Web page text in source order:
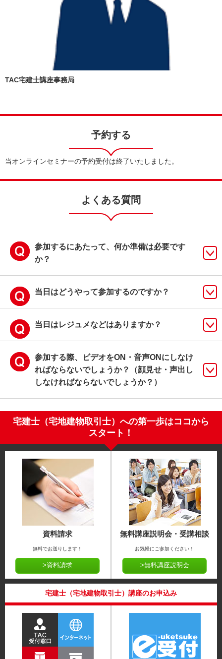
TAC宅建士講座事務局
予約する
当オンラインセミナーの予約受付は終了いたしました。
よくある質問
参加するにあたって、何か準備は必要です
か？
当日はどうやって参加するのですか？
当日はレジュメなどはありますか？
参加する際、ビデオをON・音声ONにしなけ
ればならないでしょうか？（顔見せ・声出し
しなければならないでしょうか？）
宅建士（宅地建物取引士）への第一歩はココから
スタート！
資料請求
無料でお送りします！
>資料請求
無料講座説明会・受講相談
お気軽にご参加ください！
>無料講座説明会
宅建士（宅地建物取引士）講座のお申込み